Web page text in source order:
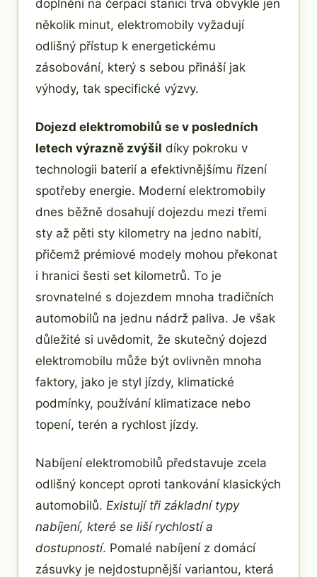
doplnění na čerpací stanici trvá obvykle jen
několik minut, elektromobily vyžadují
odlišný přístup k energetickému
zásobování, který s sebou přináší jak
výhody, tak specifické výzvy.
Dojezd elektromobilů se v posledních
letech výrazně zvýšil díky pokroku v
technologii baterií a efektivnějšímu řízení
spotřeby energie. Moderní elektromobily
dnes běžně dosahují dojezdu mezi třemi
sty až pěti sty kilometry na jedno nabití,
přičemž prémiové modely mohou překonat
i hranici šesti set kilometrů. To je
srovnatelné s dojezdem mnoha tradičních
automobilů na jednu nádrž paliva. Je však
důležité si uvědomit, že skutečný dojezd
elektromobilu může být ovlivněn mnoha
faktory, jako je styl jízdy, klimatické
podmínky, používání klimatizace nebo
topení, terén a rychlost jízdy.
Nabíjení elektromobilů představuje zcela
odlišný koncept oproti tankování klasických
automobilů. Existují tři základní typy
nabíjení, které se liší rychlostí a
dostupností. Pomalé nabíjení z domácí
zásuvky je nejdostupnější variantou, která